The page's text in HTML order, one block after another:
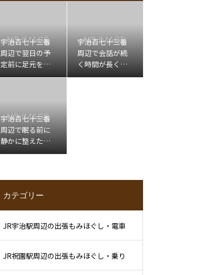
宇治百七十三番
周辺で翌日の予
定前に足元を軽
くしたい日の出
宇治百七十三番
周辺で会話が続
く時間が長くな
ったあと肩先左
宇治百七十三番
周辺で眠る前に
静かに整えたい
日の出張もみほ
カテゴリー
JR宇治駅周辺の出張もみほぐし・電車
利用後と滞在先ケア
JR祝園駅周辺の出張もみほぐし・乗り